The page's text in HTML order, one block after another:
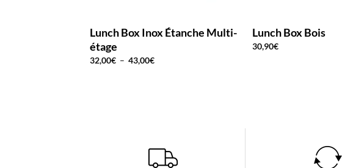
Lunch Box Inox Étanche Multi-
étage
32,00€ – 43,00€Plage
Lunch Box Bois
30,90€